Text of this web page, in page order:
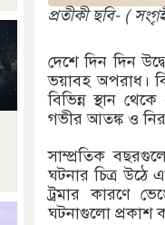
প্রতীকী ছবি- (
দেশে দিন দিন
ভয়াবহ অপরাধ।
বিভিন্ন স্থান
গভীর আতঙ্ক ও
সাম্প্রতিক
ঘটনার চিত্র উঠে
ট্রমার কারণে
ঘটনাগুলো প্রকাশ